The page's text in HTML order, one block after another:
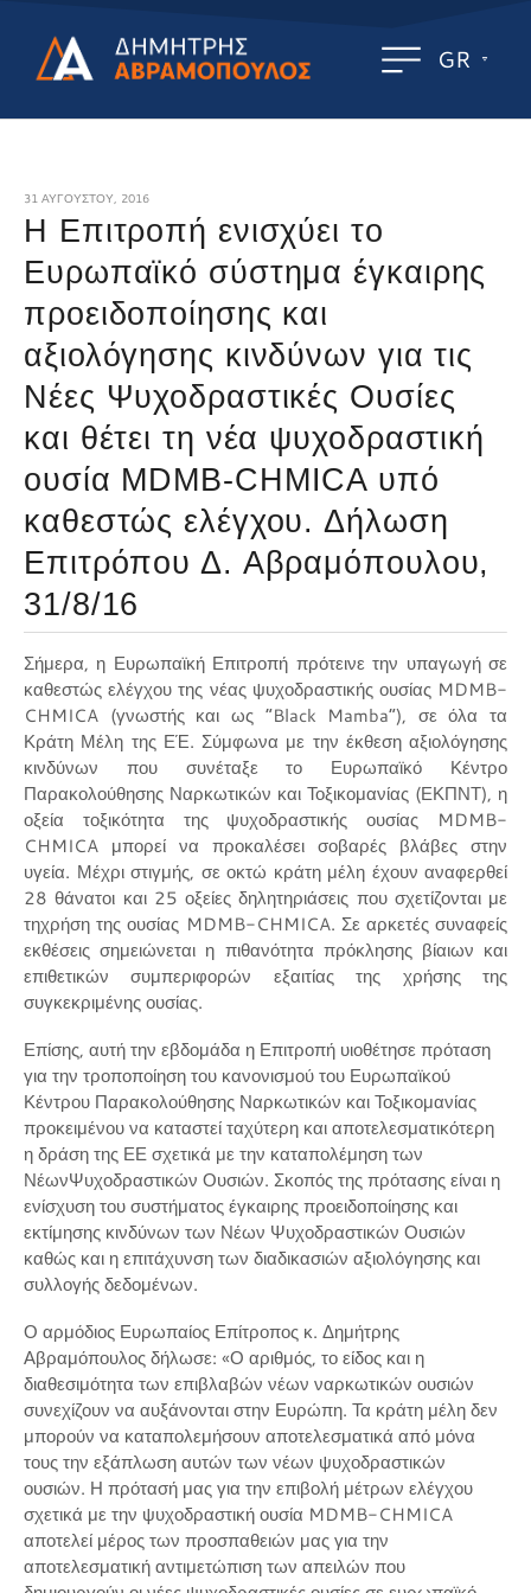
GR
31 ΑΥΓΟΎΣΤΟΥ, 2016
H Επιτροπή ενισχύει το
Ευρωπαϊκό σύστημα έγκαιρης
προειδοποίησης και
αξιολόγησης κινδύνων για τις
Νέες Ψυχοδραστικές Ουσίες
και θέτει τη νέα ψυχοδραστική
ουσία MDMB-CHMICA υπό
καθεστώς ελέγχου. Δήλωση
Επιτρόπου Δ. Αβραμόπουλου,
31/8/16
Σήμερα, η Ευρωπαϊκή Επιτροπή πρότεινε την υπαγωγή σε
καθεστώς ελέγχου της νέας ψυχοδραστικής ουσίας MDMB-
CHMICA (γνωστής και ως “Black Mamba”), σε όλα τα
Κράτη Μέλη της ΕΈ. Σύμφωνα με την έκθεση αξιολόγησης
κινδύνων που συνέταξε το Ευρωπαϊκό Κέντρο
Παρακολούθησης Ναρκωτικών και Τοξικομανίας (ΕΚΠΝΤ), η
οξεία τοξικότητα της ψυχοδραστικής ουσίας MDMB-
CHMICA μπορεί να προκαλέσει σοβαρές βλάβες στην
υγεία. Μέχρι στιγμής, σε οκτώ κράτη μέλη έχουν αναφερθεί
28 θάνατοι και 25 οξείες δηλητηριάσεις που σχετίζονται με
τηχρήση της ουσίας MDMB-CHMICA. Σε αρκετές συναφείς
εκθέσεις σημειώνεται η πιθανότητα πρόκλησης βίαιων και
επιθετικών συμπεριφορών εξαιτίας της χρήσης της
συγκεκριμένης ουσίας.
Επίσης, αυτή την εβδομάδα η Επιτροπή υιοθέτησε πρόταση
για την τροποποίηση του κανονισμού του Ευρωπαϊκού
Κέντρου Παρακολούθησης Ναρκωτικών και Τοξικομανίας
προκειμένου να καταστεί ταχύτερη και αποτελεσματικότερη
η δράση της ΕΕ σχετικά με την καταπολέμηση των
ΝέωνΨυχοδραστικών Ουσιών. Σκοπός της πρότασης είναι η
ενίσχυση του συστήματος έγκαιρης προειδοποίησης και
εκτίμησης κινδύνων των Νέων Ψυχοδραστικών Ουσιών
καθώς και η επιτάχυνση των διαδικασιών αξιολόγησης και
συλλογής δεδομένων.
Ο αρμόδιος Ευρωπαίος Επίτροπος κ. Δημήτρης
Αβραμόπουλος δήλωσε: «Ο αριθμός, το είδος και η
διαθεσιμότητα των επιβλαβών νέων ναρκωτικών ουσιών
συνεχίζουν να αυξάνονται στην Ευρώπη. Τα κράτη μέλη δεν
μπορούν να καταπολεμήσουν αποτελεσματικά από μόνα
τους την εξάπλωση αυτών των νέων ψυχοδραστικών
ουσιών. Η πρότασή μας για την επιβολή μέτρων ελέγχου
σχετικά με την ψυχοδραστική ουσία MDMB-CHMICA
αποτελεί μέρος των προσπαθειών μας για την
αποτελεσματική αντιμετώπιση των απειλών που